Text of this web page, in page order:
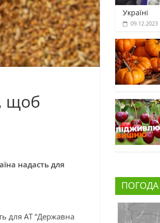
щоб
надасть для
для АТ “Державна
Україні
09.12.2023